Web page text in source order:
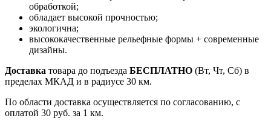
обработкой;
обладает высокой прочностью;
экологична;
высококачественные рельефные формы + современные
дизайны.
Доставка товара до подъезда БЕСПЛАТНО (Вт, Чт, Сб) в
пределах МКАД и в радиусе 30 км.
По области доставка осуществляется по согласованию, с
оплатой 30 руб. за 1 км.